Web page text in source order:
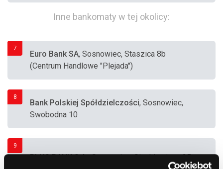
Inne bankomaty w tej okolicy:
7
Euro Bank SA, Sosnowiec, Staszica 8b
(Centrum Handlowe "Plejada")
8
Bank Polskiej Spółdzielczości, Sosnowiec,
Swobodna 10
9
PLUS BANK S.A., Sosnowiec, Sienkiewicza 25